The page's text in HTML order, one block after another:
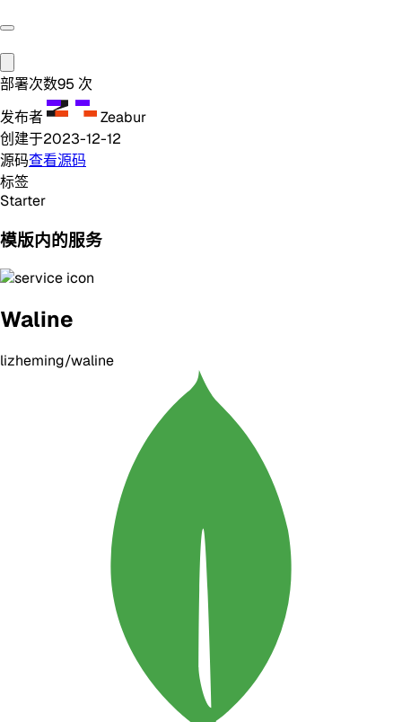
部署次数95 次
发布者
Zeabur
创建于2023-12-12
源码查看源码
标签
Starter
模版内的服务
Waline
lizheming/waline